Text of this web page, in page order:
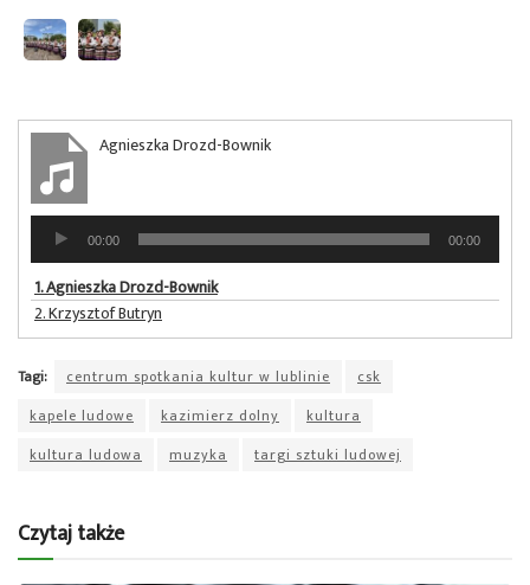
Agnieszka Drozd-Bownik
Odtwarzacz
plików
dźwiękowych
00:00 00:00
1.Agnieszka Drozd-Bownik
2.Krzysztof Butryn
Tagi: centrum spotkania kultur w lublinie
csk
kapele ludowe
kazimierz dolny
kultura
kultura ludowa
muzyka targi sztuki ludowej
Czytaj także